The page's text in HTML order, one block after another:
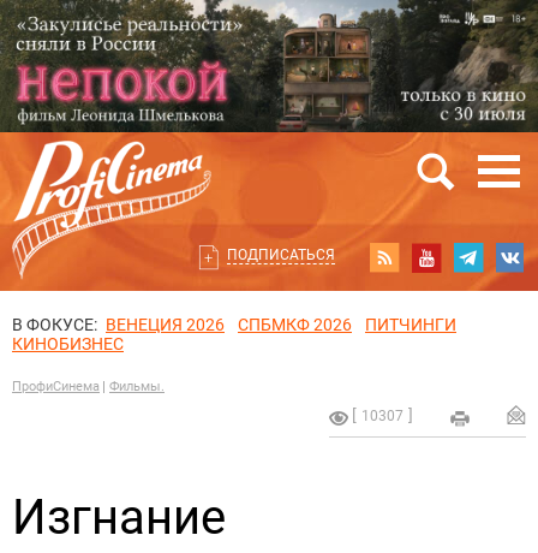
ПОДПИСАТЬСЯ
В ФОКУСЕ: ВЕНЕЦИЯ 2026 СПБМКФ 2026
ПИТЧИНГИ
КИНОБИЗНЕС
ПрофиСинема Фильмы.
10307
Изгнание